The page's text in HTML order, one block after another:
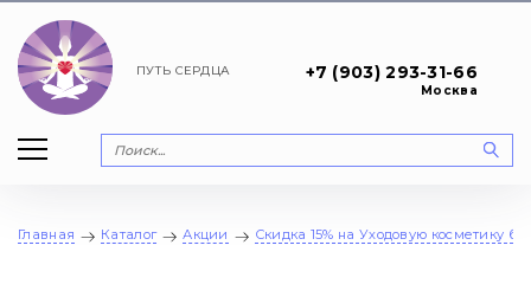
ПУТЬ СЕРДЦА +7 (903) 293-31-66
Москва
Главная Каталог Акции Скидка 15% на Уходовую косметику